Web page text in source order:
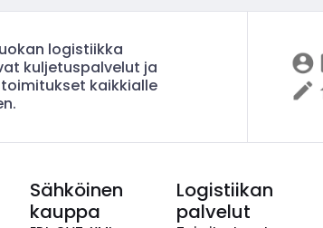
logistiikka
kuljetuspalvelut ja
kaikkialle
Sähköinen
kauppa
Logistiikan
palvelut